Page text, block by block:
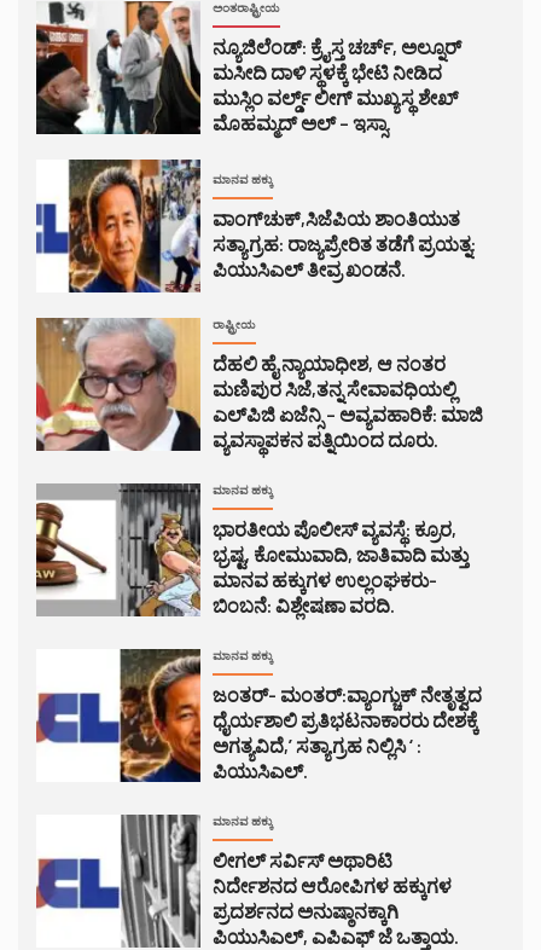
ಅಂತರಾಷ್ಟ್ರೀಯ
ನ್ಯೂಜಿಲೆಂಡ್: ಕ್ರೈಸ್ತ ಚರ್ಚ್, ಅಲ್ನೂರ್
ಮಸೀದಿ ದಾಳಿ ಸ್ಥಳಕ್ಕೆ ಭೇಟಿ ನೀಡಿದ
ಮುಸ್ಲಿಂ ವರ್ಲ್ಡ್ ಲೀಗ್ ಮುಖ್ಯಸ್ಥ ಶೇಖ್
ಮೊಹಮ್ಮದ್ ಅಲ್ – ಇಸ್ಸಾ.
ಮಾನವ ಹಕ್ಕು
ವಾಂಗ್‌ಚುಕ್,ಸಿಜೆಪಿಯ ಶಾಂತಿಯುತ
ಸತ್ಯಾಗ್ರಹ: ರಾಜ್ಯಪ್ರೇರಿತ ತಡೆಗೆ ಪ್ರಯತ್ನ:
ಪಿಯುಸಿಎಲ್ ತೀವ್ರ ಖಂಡನೆ.
ರಾಷ್ಟ್ರೀಯ
ದೆಹಲಿ ಹೈ ನ್ಯಾಯಾಧೀಶ, ಆ ನಂತರ
ಮಣಿಪುರ ಸಿಜೆ,ತನ್ನ ಸೇವಾವಧಿಯಲ್ಲಿ
ಎಲ್‌ಪಿಜಿ ಏಜೆನ್ಸಿ – ಅವ್ಯವಹಾರಿಕೆ: ಮಾಜಿ
ವ್ಯವಸ್ಥಾಪಕನ ಪತ್ನಿಯಿಂದ ದೂರು.
ಮಾನವ ಹಕ್ಕು
ಭಾರತೀಯ ಪೊಲೀಸ್ ವ್ಯವಸ್ಥೆ: ಕ್ರೂರ,
ಭ್ರಷ್ಟ, ಕೋಮುವಾದಿ, ಜಾತಿವಾದಿ ಮತ್ತು
ಮಾನವ ಹಕ್ಕುಗಳ ಉಲ್ಲಂಘಕರು-
ಬಿಂಬನೆ: ವಿಶ್ಲೇಷಣಾ ವರದಿ.
ಮಾನವ ಹಕ್ಕು
ಜಂತರ್- ಮಂತರ್:ವ್ಯಾಂಗ್ಚುಕ್ ನೇತೃತ್ವದ
ಧೈರ್ಯಶಾಲಿ ಪ್ರತಿಭಟನಾಕಾರರು ದೇಶಕ್ಕೆ
ಅಗತ್ಯವಿದೆ,’ ಸತ್ಯಾಗ್ರಹ ನಿಲ್ಲಿಸಿ ‘ :
ಪಿಯುಸಿಎಲ್.
ಮಾನವ ಹಕ್ಕು
ಲೀಗಲ್ ಸರ್ವಿಸ್ ಅಥಾರಿಟಿ
ನಿರ್ದೇಶನದ ಆರೋಪಿಗಳ ಹಕ್ಕುಗಳ
ಪ್ರದರ್ಶನದ ಅನುಷ್ಠಾನಕ್ಕಾಗಿ
ಪಿಯುಸಿಎಲ್, ಎಪಿಎಫ್ ಜೆ ಒತ್ತಾಯ.